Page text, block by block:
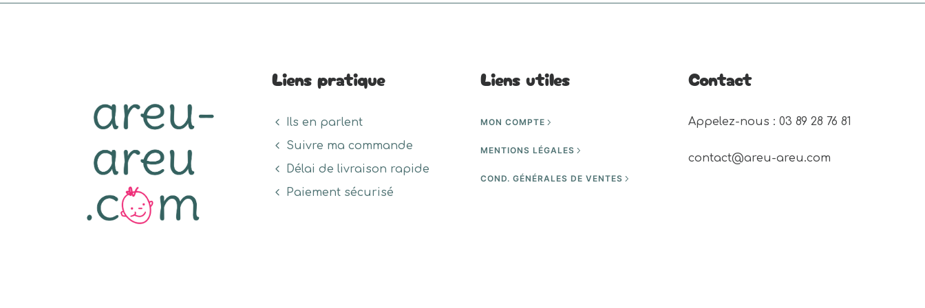
Liens pratique
Ils en parlent
Suivre ma commande
Délai de livraison rapide
Paiement sécurisé
Liens utiles
MON COMPTE
MENTIONS LÉGALES
COND. GÉNÉRALES DE VENTES
Contact
Appelez-nous : 03 89 28 76 81
contact@areu-areu.com